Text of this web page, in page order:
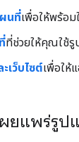
นที่เพื่อให้พร้อม
ที่ช่วยให้คุณใช้รู
เว็บไซต์เพื่อให้
ผยแพร่รู